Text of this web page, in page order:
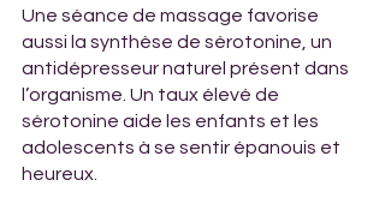
Une séance de massage favorise
aussi la synthèse de sérotonine, un
antidépresseur naturel présent dans
l’organisme. Un taux élevé de
sérotonine aide les enfants et les
adolescents à se sentir épanouis et
heureux.